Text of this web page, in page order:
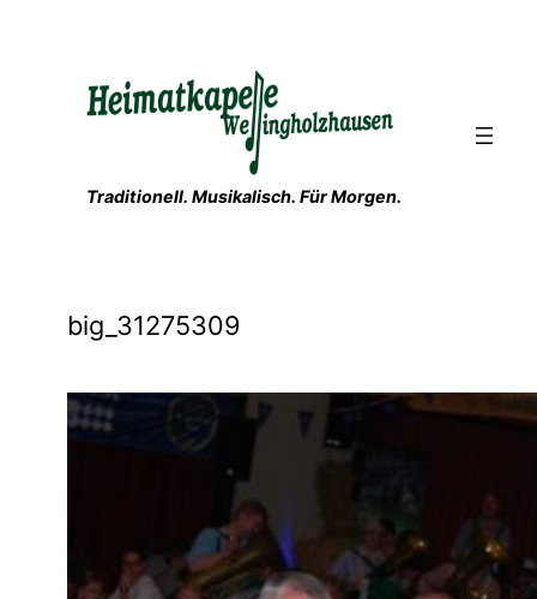
Traditionell. Musikalisch. Für Morgen.
big_31275309